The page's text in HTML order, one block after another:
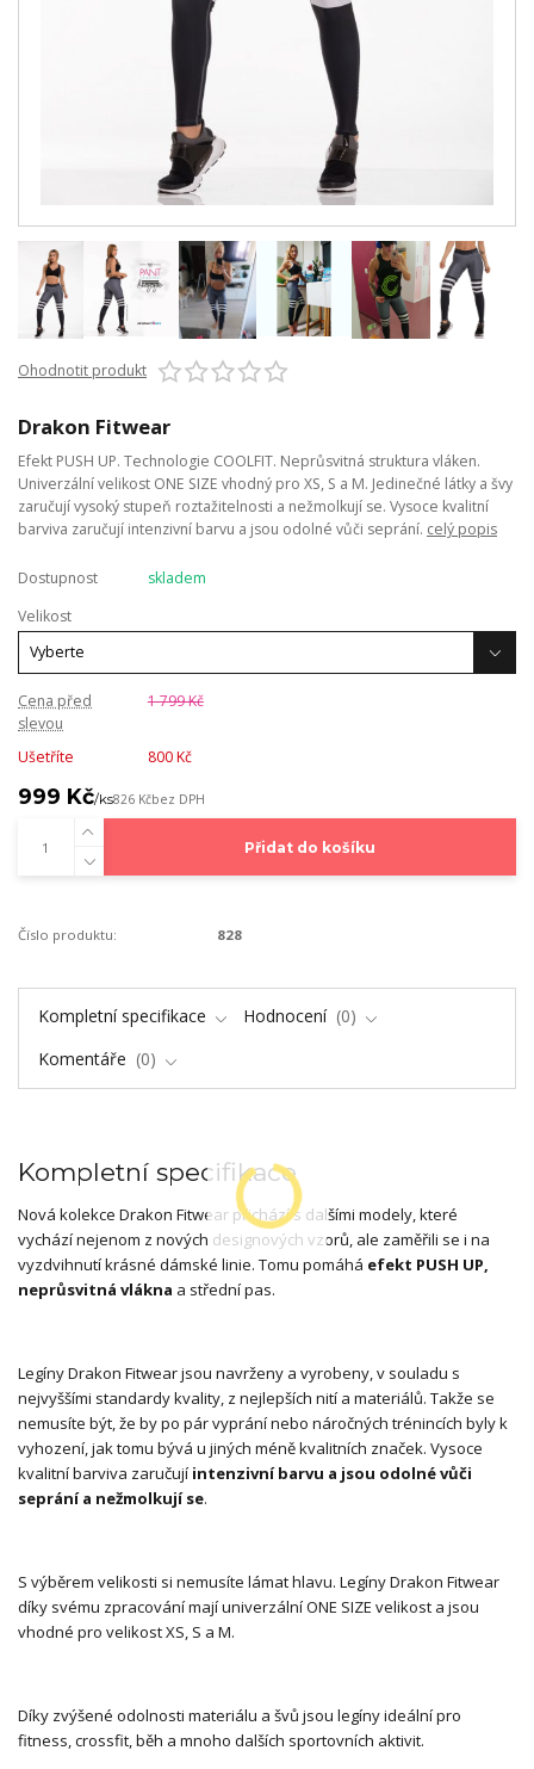
Ohodnotit produkt
Drakon Fitwear
Efekt PUSH UP. Technologie COOLFIT. Neprůsvitná struktura vláken.
Univerzální velikost ONE SIZE vhodný pro XS, S a M. Jedinečné látky a švy
zaručují vysoký stupeň roztažitelnosti a nežmolkují se. Vysoce kvalitní
barviva zaručují intenzivní barvu a jsou odolné vůči seprání. celý popis
Dostupnost
skladem
Velikost
Cena před
slevou
1 799 Kč
Ušetříte 800 Kč
999 Kč/ks826 Kčbez DPH
Přidat do košíku
Číslo produktu: 828
Kompletní specifikace Hodnocení
0
Komentáře
0
Kompletní specifikace
Nová kolekce Drakon Fitwear přichází s dalšími modely, které
vychází nejenom z nových designových vzorů, ale zaměřili se i na
vyzdvihnutí krásné dámské linie. Tomu pomáhá efekt PUSH UP,
neprůsvitná vlákna a střední pas.
Legíny Drakon Fitwear jsou navrženy a vyrobeny, v souladu s
nejvyššími standardy kvality, z nejlepších nití a materiálů. Takže se
nemusíte být, že by po pár vyprání nebo náročných trénincích byly k
vyhození, jak tomu bývá u jiných méně kvalitních značek. Vysoce
kvalitní barviva zaručují intenzivní barvu a jsou odolné vůči
seprání a nežmolkují se.
S výběrem velikosti si nemusíte lámat hlavu. Legíny Drakon Fitwear
díky svému zpracování mají univerzální ONE SIZE velikost a jsou
vhodné pro velikost XS, S a M.
Díky zvýšené odolnosti materiálu a švů jsou legíny ideální pro
fitness, crossfit, běh a mnoho dalších sportovních aktivit.